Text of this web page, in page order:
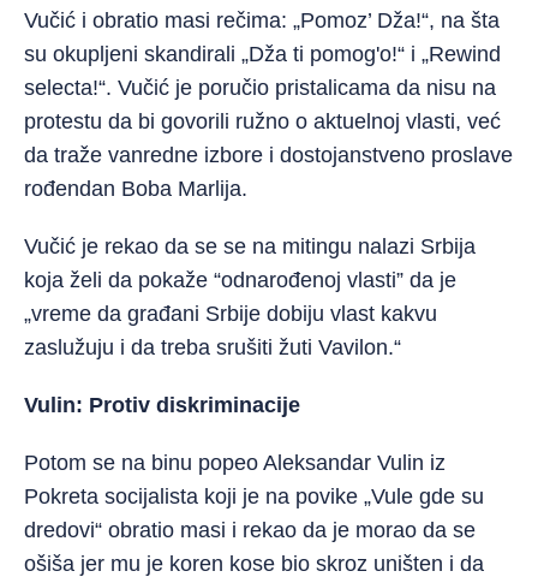
Vučić i obratio masi rečima: „Pomoz’ Dža!“, na šta
su okupljeni skandirali „Dža ti pomog'o!“ i „Rewind
selecta!“. Vučić je poručio pristalicama da nisu na
protestu da bi govorili ružno o aktuelnoj vlasti, već
da traže vanredne izbore i dostojanstveno proslave
rođendan Boba Marlija.
Vučić je rekao da se se na mitingu nalazi Srbija
koja želi da pokaže “odnarođenoj vlasti” da je
„vreme da građani Srbije dobiju vlast kakvu
zaslužuju i da treba srušiti žuti Vavilon.“
Vulin: Protiv diskriminacije
Potom se na binu popeo Aleksandar Vulin iz
Pokreta socijalista koji je na povike „Vule gde su
dredovi“ obratio masi i rekao da je morao da se
ošiša jer mu je koren kose bio skroz uništen i da